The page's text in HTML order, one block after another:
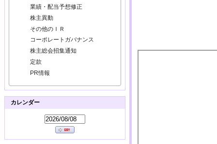
業績・配当予想修正
株主異動
その他のＩＲ
コーポレートガバナンス
株主総会招集通知
定款
PR情報
カレンダー